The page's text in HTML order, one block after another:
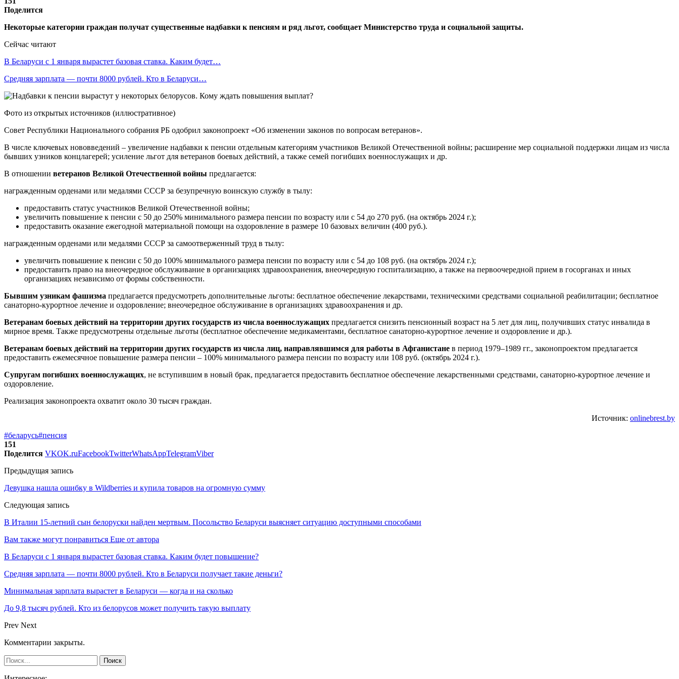
Поделится
Некоторые категории граждан получат существенные надбавки к пенсиям и ряд льгот, сообщает Министерство труда и социальной защиты.
Сейчас читают
В Беларуси с 1 января вырастет базовая ставка. Каким будет…
Средняя зарплата — почти 8000 рублей. Кто в Беларуси…
Фото из открытых источников (иллюстративное)
Совет Республики Национального собрания РБ одобрил законопроект «Об изменении законов по вопросам ветеранов».
В числе ключевых нововведений – увеличение надбавки к пенсии отдельным категориям участников Великой Отечественной войны; расширение мер социальной поддержки лицам из числа
бывших узников концлагерей; усиление льгот для ветеранов боевых действий, а также семей погибших военнослужащих и др.
В отношении ветеранов Великой Отечественной войны предлагается:
награжденным орденами или медалями СССР за безупречную воинскую службу в тылу:
предоставить статус участников Великой Отечественной войны;
увеличить повышение к пенсии с 50 до 250% минимального размера пенсии по возрасту или c 54 до 270 руб. (на октябрь 2024 г.);
предоставить оказание ежегодной материальной помощи на оздоровление в размере 10 базовых величин (400 руб.).
награжденным орденами или медалями СССР за самоотверженный труд в тылу:
увеличить повышение к пенсии с 50 до 100% минимального размера пенсии по возрасту или с 54 до 108 руб. (на октябрь 2024 г.);
предоставить право на внеочередное обслуживание в организациях здравоохранения, внеочередную госпитализацию, а также на первоочередной прием в госорганах и иных
организациях независимо от формы собственности.
Бывшим узникам фашизма предлагается предусмотреть дополнительные льготы: бесплатное обеспечение лекарствами, техническими средствами социальной реабилитации; бесплатное
санаторно-курортное лечение и оздоровление; внеочередное обслуживание в организациях здравоохранения и др.
Ветеранам боевых действий на территории других государств из числа военнослужащих предлагается снизить пенсионный возраст на 5 лет для лиц, получивших статус инвалида в
мирное время. Также предусмотрены отдельные льготы (бесплатное обеспечение медикаментами, бесплатное санаторно-курортное лечение и оздоровление и др.).
Ветеранам боевых действий на территории других государств из числа лиц, направлявшимся для работы в Афганистане в период 1979–1989 гг., законопроектом предлагается
предоставить ежемесячное повышение размера пенсии – 100% минимального размера пенсии по возрасту или 108 руб. (октябрь 2024 г.).
Супругам погибших военнослужащих, не вступившим в новый брак, предлагается предоставить бесплатное обеспечение лекарственными средствами, санаторно-курортное лечение и
оздоровление.
Реализация законопроекта охватит около 30 тысяч граждан.
Источник: onlinebrest.by
#беларусь#пенсия
151
Поделится VKOK.ruFacebookTwitterWhatsAppTelegramViber
Предыдущая запись
Девушка нашла ошибку в Wildberries и купила товаров на огромную сумму
Следующая запись
В Италии 15-летний сын белоруски найден мертвым. Посольство Беларуси выясняет ситуацию доступными способами
Вам также могут понравиться Еще от автора
В Беларуси с 1 января вырастет базовая ставка. Каким будет повышение?
Средняя зарплата — почти 8000 рублей. Кто в Беларуси получает такие деньги?
Минимальная зарплата вырастет в Беларуси — когда и на сколько
До 9,8 тысяч рублей. Кто из белорусов может получить такую выплату
Prev Next
Комментарии закрыты.